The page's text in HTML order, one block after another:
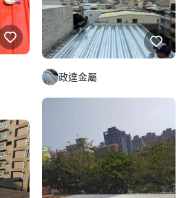
政達金屬